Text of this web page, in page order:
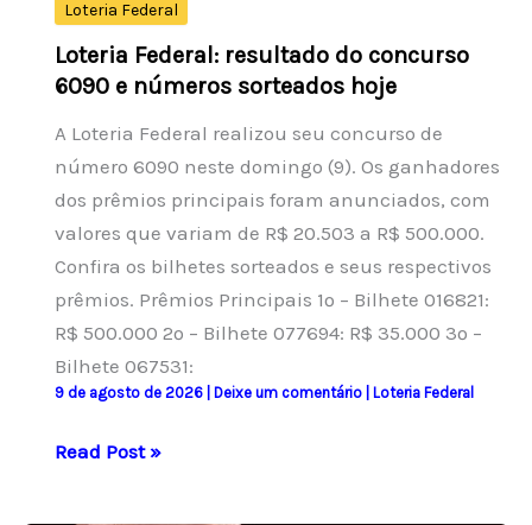
Loteria Federal
Loteria Federal: resultado do concurso
6090 e números sorteados hoje
A Loteria Federal realizou seu concurso de
número 6090 neste domingo (9). Os ganhadores
dos prêmios principais foram anunciados, com
valores que variam de R$ 20.503 a R$ 500.000.
Confira os bilhetes sorteados e seus respectivos
prêmios. Prêmios Principais 1º – Bilhete 016821:
R$ 500.000 2º – Bilhete 077694: R$ 35.000 3º –
Bilhete 067531:
9 de agosto de 2026 Deixe um comentário Loteria Federal
Loteria
Read Post »